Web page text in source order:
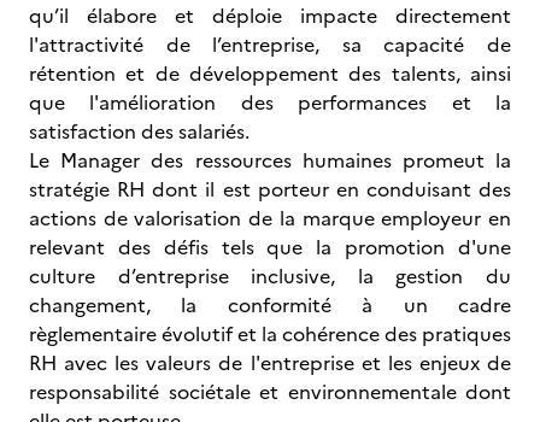
qu’il élabore et déploie impacte directement
l'attractivité de l’entreprise, sa capacité de
rétention et de développement des talents, ainsi
que l'amélioration des performances et la
satisfaction des salariés.
Le Manager des ressources humaines promeut la
stratégie RH dont il est porteur en conduisant des
actions de valorisation de la marque employeur en
relevant des défis tels que la promotion d'une
culture d’entreprise inclusive, la gestion du
changement, la conformité à un cadre
règlementaire évolutif et la cohérence des pratiques
RH avec les valeurs de l'entreprise et les enjeux de
responsabilité sociétale et environnementale dont